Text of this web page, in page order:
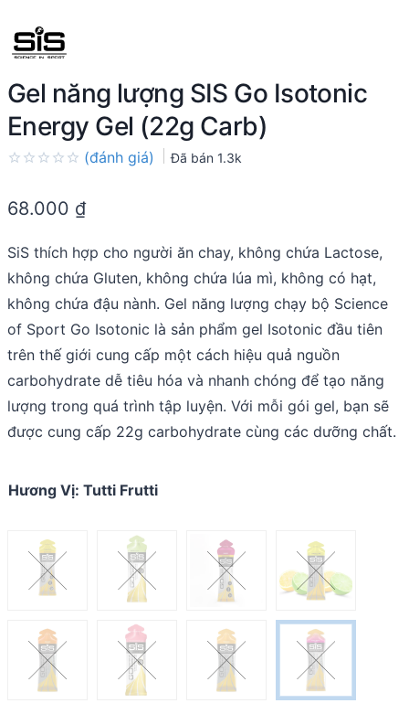
Gel năng lượng SIS Go Isotonic
Energy Gel (22g Carb)
out
(đánh giá) Đã bán 1.3k
68.000 ₫
SiS thích hợp cho người ăn chay, không chứa Lactose,
không chứa Gluten, không chứa lúa mì, không có hạt,
không chứa đậu nành. Gel năng lượng chạy bộ Science
of Sport Go Isotonic là sản phẩm gel Isotonic đầu tiên
trên thế giới cung cấp một cách hiệu quả nguồn
carbohydrate dễ tiêu hóa và nhanh chóng để tạo năng
lượng trong quá trình tập luyện. Với mỗi gói gel, bạn sẽ
được cung cấp 22g carbohydrate cùng các dưỡng chất.
Hương Vị: Tutti Frutti